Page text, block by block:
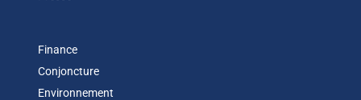
Finance
Conjoncture
Environnement